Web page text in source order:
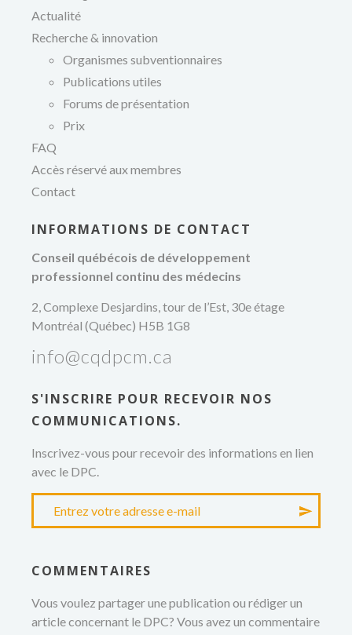
Actualité
Recherche & innovation
Organismes subventionnaires
Publications utiles
Forums de présentation
Prix
FAQ
Accès réservé aux membres
Contact
INFORMATIONS DE CONTACT
Conseil québécois de développement
professionnel continu des médecins
2, Complexe Desjardins, tour de l’Est, 30e étage
Montréal (Québec) H5B 1G8
info@cqdpcm.ca
S'INSCRIRE POUR RECEVOIR NOS
COMMUNICATIONS.
Inscrivez-vous pour recevoir des informations en lien
avec le DPC.
COMMENTAIRES
Vous voulez partager une publication ou rédiger un
article concernant le DPC? Vous avez un commentaire